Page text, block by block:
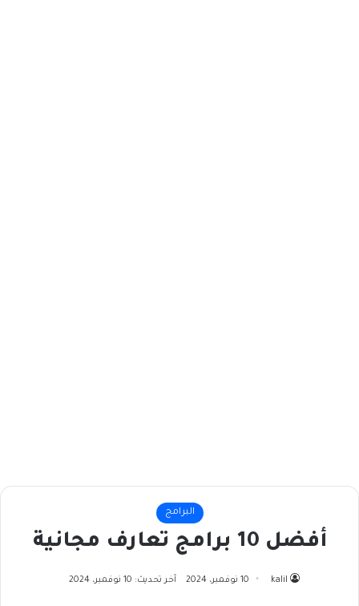
البرامج
أفضل 10 برامج تعارف مجانية
kalil 10 نوفمبر، 2024 آخر تحديث: 10 نوفمبر، 2024